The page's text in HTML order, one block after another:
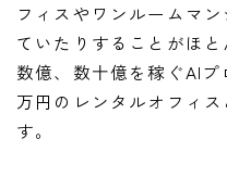
フィスやワンルームマ
ていたりすることがほと
数億、数十億を稼ぐAI
万円のレンタルオフィ
す。